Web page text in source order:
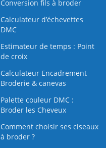
Conversion fils à broder
Calculateur d’échevettes
DMC
Estimateur de temps : Point
de croix
Calculateur Encadrement
Broderie & canevas
Palette couleur DMC :
Broder les Cheveux
Comment choisir ses ciseaux
à broder ?